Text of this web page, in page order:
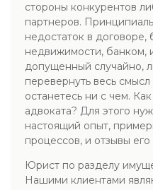
стороны конкурентов
партнеров.
недостаток в договоре,
недвижимости, банком,
допущенный случайно,
перевернуть весь
останетесь ни с чем.
адвоката? Для этого
настоящий опыт,
процессов, и отзывы его
Юрист по разделу
Нашими клиентами